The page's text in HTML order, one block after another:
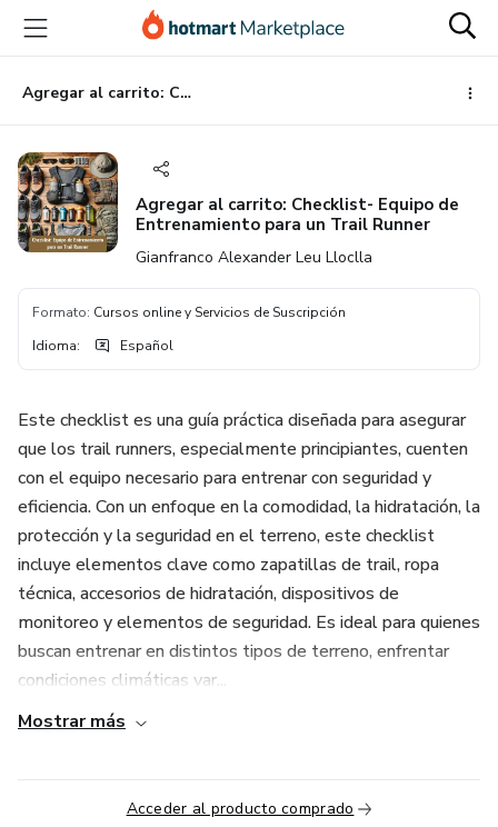
principal
página
de
página
Agregar al carrito: Checklist- Equipo de Entrenamiento para un Trail Runner
Agregar al carrito: Checklist- Equipo de
Entrenamiento para un Trail Runner
Gianfranco Alexander Leu Lloclla
Formato: Cursos online y Servicios de Suscripción
Idioma: Español
Este checklist es una guía práctica diseñada para asegurar
que los trail runners, especialmente principiantes, cuenten
con el equipo necesario para entrenar con seguridad y
eficiencia. Con un enfoque en la comodidad, la hidratación, la
protección y la seguridad en el terreno, este checklist
incluye elementos clave como zapatillas de trail, ropa
técnica, accesorios de hidratación, dispositivos de
monitoreo y elementos de seguridad. Es ideal para quienes
buscan entrenar en distintos tipos de terreno, enfrentar
condiciones climáticas var...
Mostrar más
Acceder al producto comprado